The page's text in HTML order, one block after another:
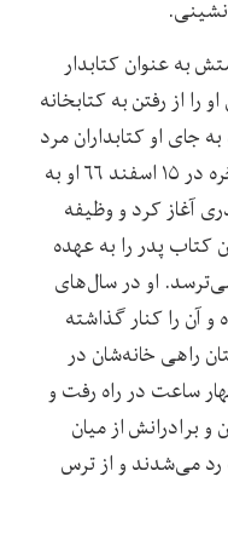
به عنوان کتابدار
را از رفتن به کتابخانه
جای او کتابداران مرد
در آنجا مشغول به کار شوند. اما بالاخره در ۱۵ اسفند ۶۶ او به
آغاز کرد و وظیفه
پدر را به عهده
او در سال‌های
آن را کنار گذاشته
راهی خانه‌شان در
ساعت در راه رفت و
و برادرانش از میان
رد می‌شدند و از ترس